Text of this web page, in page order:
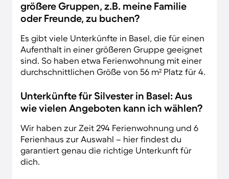
größere Gruppen, z.B. meine Familie
oder Freunde, zu buchen?
Es gibt viele Unterkünfte in Basel, die für einen
Aufenthalt in einer größeren Gruppe geeignet
sind. So haben etwa Ferienwohnung mit einer
durchschnittlichen Größe von 56 m² Platz für 4.
Unterkünfte für Silvester in Basel: Aus
wie vielen Angeboten kann ich wählen?
Wir haben zur Zeit 294 Ferienwohnung und 6
Ferienhaus zur Auswahl – hier findest du
garantiert genau die richtige Unterkunft für
dich.